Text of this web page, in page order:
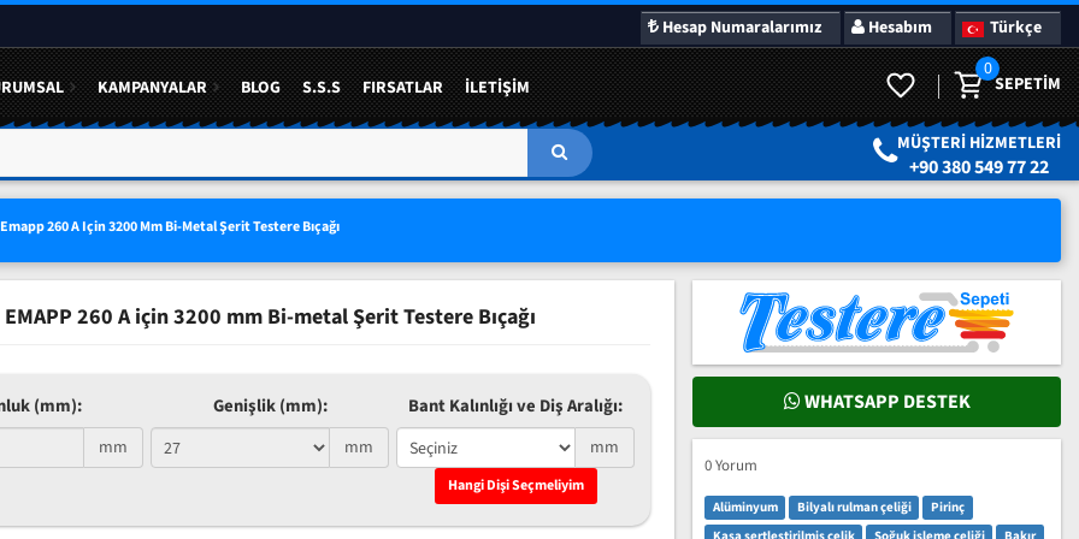
Hesap Numaralarımız Hesabım Türkçe
KAMPANYALAR BLOG S.S.S FIRSATLAR İLETIŞIM
0
SEPETIM
MÜŞTERI HIZMETLERI
+90 380 549 77 22
Emapp 260 A Için 3200 Mm Bi-Metal Şerit Testere Bıçağı
EMAPP 260 A için 3200 mm Bi-metal Şerit Testere Bıçağı
(mm):
mm
Genişlik (mm):
mm
Bant Kalınlığı ve Diş Aralığı:
mm
Hangi Dişi Seçmeliyim
WHATSAPP DESTEK
0 Yorum
Alüminyum Bilyalı rulman çeliği
Pirinç
YÜZDE 50 YE VARAN 3 LÜ SETLERDE AVANTAJLI FIYATLAR SÜRPRIZ KAMPANYALAR